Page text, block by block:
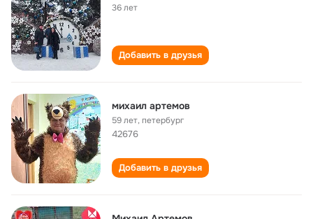
36 лет
Добавить в друзья
михаил артемов
59 лет,петербург
42676
Добавить в друзья